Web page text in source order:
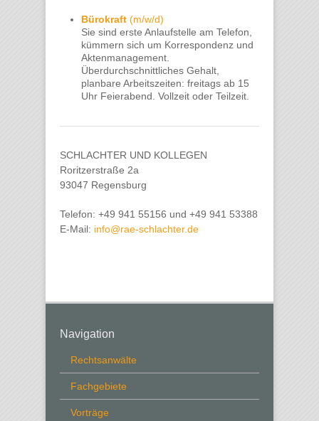
Bürokraft (m/w/d)
Sie sind erste Anlaufstelle am Telefon,
kümmern sich um Korrespondenz und
Aktenmanagement.
Überdurchschnittliches Gehalt,
planbare Arbeitszeiten: freitags ab 15
Uhr Feierabend. Vollzeit oder Teilzeit.
SCHLACHTER UND KOLLEGEN
Roritzerstraße 2a
93047 Regensburg
Telefon: +49 941 55156 und +49 941 53388
E-Mail: info@rae-schlachter.de
Navigation
Rechtsanwälte
Fachgebiete
Vorträge